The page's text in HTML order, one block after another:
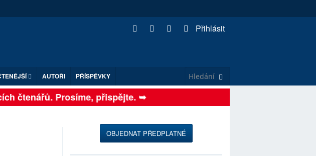
Přihlásit
AUTOŘI PŘÍSPĚVKY
čtenářů. Prosíme, přispějte. ➥
OBJEDNAT PŘEDPLATNÉ